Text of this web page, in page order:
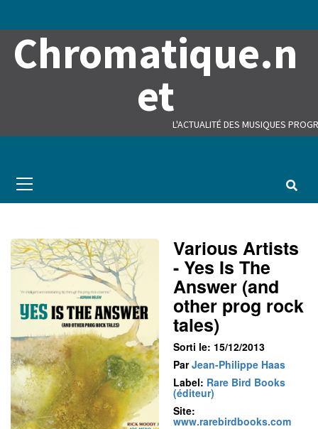
Chromatique.n
et
L'ACTUALITÉ DES MUSIQUES
Menu
Various Artists
- Yes Is The
Answer (and
other prog rock
tales)
Sorti le: 15/12/2013
ParJean-Philippe Haas
Label: Rare Bird Books
(éditeur)
Site:
www.rarebirdbooks.com